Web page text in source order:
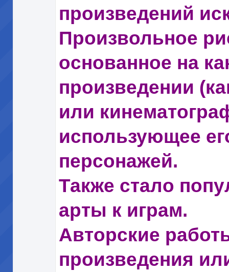
произведений
Произвольное
основанное на
произведении
или
использующее
персонажей.
Также стало
арты к играм.
Авторские
произведения